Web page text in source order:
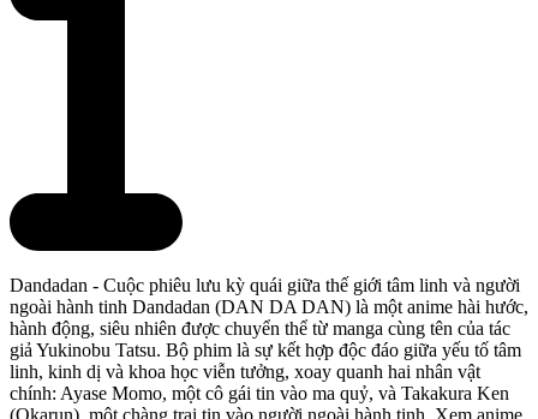
Dandadan - Cuộc phiêu lưu kỳ quái giữa thế giới tâm linh và người
ngoài hành tinh Dandadan (DAN DA DAN) là một anime hài hước,
hành động, siêu nhiên được chuyển thể từ manga cùng tên của tác
giả Yukinobu Tatsu. Bộ phim là sự kết hợp độc đáo giữa yếu tố tâm
linh, kinh dị và khoa học viễn tưởng, xoay quanh hai nhân vật
chính: Ayase Momo, một cô gái tin vào ma quỷ, và Takakura Ken